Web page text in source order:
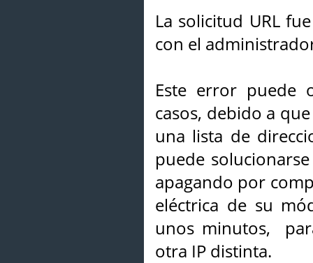
La solicitud URL
con el
Este error puede
casos, debido a
una lista de
puede
apagando por
eléctrica de su
unos minutos,
otra IP distinta.